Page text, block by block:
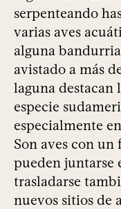
serpenteando
varias aves
alguna
avistado a más
laguna destacan
especie
especialmente
Son aves con
pueden juntarse
trasladarse
nuevos sitios de